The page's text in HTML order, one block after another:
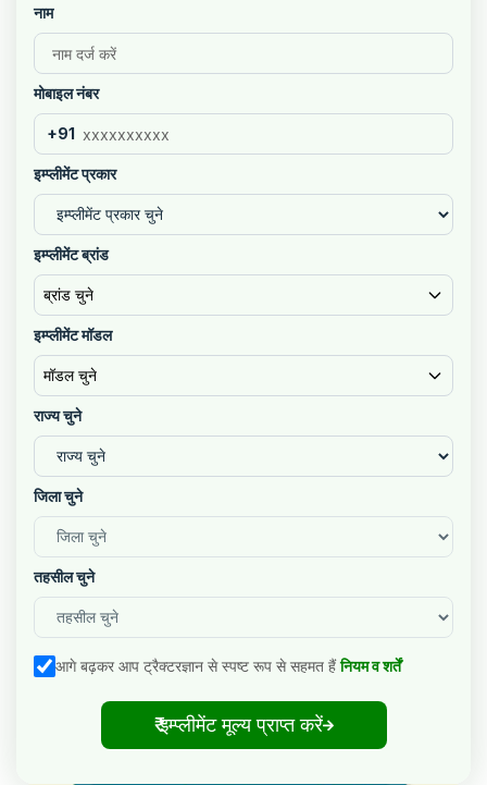
नाम
मोबाइल नंबर
+91
इम्प्लीमेंट प्रकार
इम्प्लीमेंट ब्रांड
ब्रांड चुने
इम्प्लीमेंट मॉडल
मॉडल चुने
राज्य चुने
जिला चुने
तहसील चुने
आगे बढ़कर आप ट्रैक्टरज्ञान से स्पष्ट रूप से सहमत हैं नियम व शर्तें
₹ इम्प्लीमेंट मूल्य प्राप्त करें